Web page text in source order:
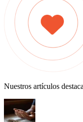
Nuestros artículos